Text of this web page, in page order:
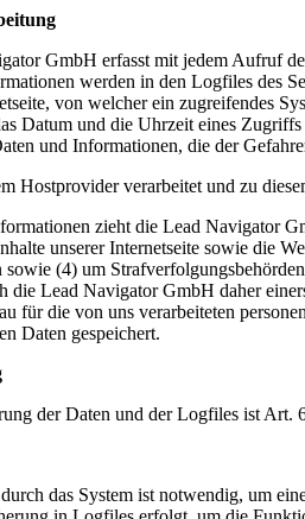
GmbH erfasst mit jedem Aufruf
werden in den Logfiles des
von welcher ein zugreifendes
Datum und die Uhrzeit eines
und Informationen, die der
Hostprovider verarbeitet und zu
zieht die Lead Navigator
unserer Internetseite sowie die
sowie (4) um
Lead Navigator GmbH daher
für die von uns verarbeiteten
Daten gespeichert.
der Daten und der Logfiles ist
das System ist notwendig, um